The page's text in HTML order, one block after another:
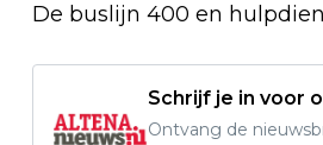
De buslijn 400 en
Schrijf je in voor
Ontvang de